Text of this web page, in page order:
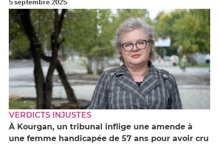
5 septembre 2025
VERDICTS INJUSTES
À Kourgan, un tribunal inflige une amende à
une femme handicapée de 57 ans pour avoir cru